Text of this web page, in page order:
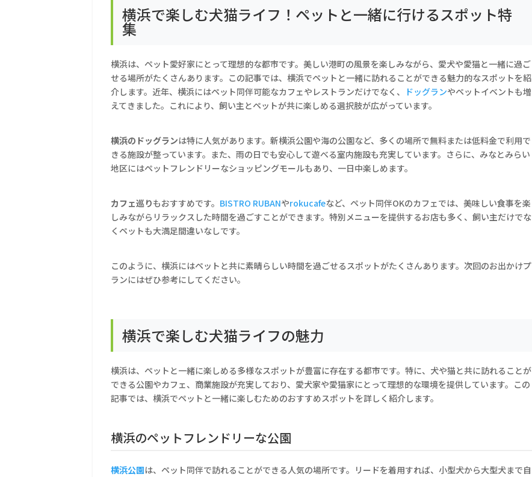
横浜で楽しむ犬猫ライフ！ペットと一緒に行けるスポット特
集
横浜は、ペット愛好家にとって理想的な都市です。美しい港町の風景を楽しみながら、愛犬や愛猫と一緒に過ご
せる場所がたくさんあります。この記事では、横浜でペットと一緒に訪れることができる魅力的なスポットを紹
介します。近年、横浜にはペット同伴可能なカフェやレストランだけでなく、
ドッグランやペットイベントも増
えてきました。これにより、飼い主とペットが共に楽しめる選択肢が広がっています。
横浜のドッグランは特に人気があります。新横浜公園や海の公園など、多くの場所で無料または低料金で利用で
きる施設が整っています。また、雨の日でも安心して遊べる室内施設も充実しています。さらに、みなとみらい
地区にはペットフレンドリーなショッピングモールもあり、一日中楽しめます。
カフェ巡りもおすすめです。 BISTRO RUBANやrokucafeなど、ペット同伴OKのカフェでは、美味しい食事を楽
しみながらリラックスした時間を過ごすことができます。特別メニューを提供するお店も多く、飼い主だけでな
くペットも大満足間違いなしです。
このように、横浜にはペットと共に素晴らしい時間を過ごせるスポットがたくさんあります。次回のお出かけプ
ランにはぜひ参考にしてください。
横浜で楽しむ犬猫ライフの魅力
横浜は、ペットと一緒に楽しめる多様なスポットが豊富に存在する都市です。特に、犬や猫と共に訪れることが
できる公園やカフェ、商業施設が充実しており、愛犬家や愛猫家にとって理想的な環境を提供しています。この
記事では、横浜でペットと一緒に楽しむためのおすすめスポットを詳しく紹介します。
横浜のペットフレンドリーな公園
横浜公園は、ペット同伴で訪れることができる人気の場所です。リードを着用すれば、小型犬から大型犬まで自